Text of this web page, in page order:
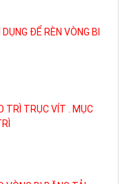
ĐỂ RÈN VÒNG BI
TRÌ TRỤC VÍT . MỤC